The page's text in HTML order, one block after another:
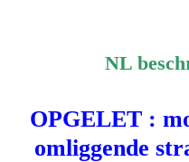
NL
OPGELET :
omliggende